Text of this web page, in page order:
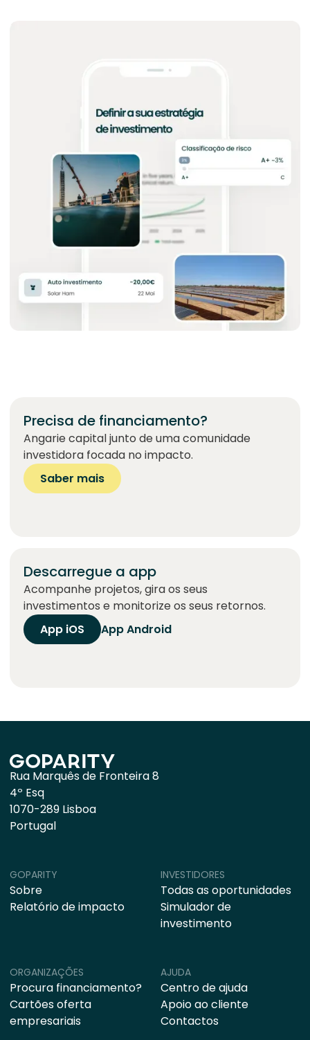
Precisa de financiamento?
Angarie capital junto de uma comunidade
investidora focada no impacto.
Saber mais
Descarregue a app
Acompanhe projetos, gira os seus
investimentos e monitorize os seus retornos.
App iOS
App Android
Rua Marquês de Fronteira 8
4º Esq
1070-289 Lisboa
Portugal
ORGANIZAÇÕES
Procura financiamento?
Cartões oferta
empresariais
AJUDA
Centro de ajuda
Apoio ao cliente
Contactos
GOPARITY
Sobre
Relatório de impacto
INVESTIDORES
Todas as oportunidades
Simulador de
investimento